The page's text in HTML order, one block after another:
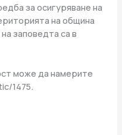
за осигуряване на
на община
заповедта са в
може да намерите
1475.